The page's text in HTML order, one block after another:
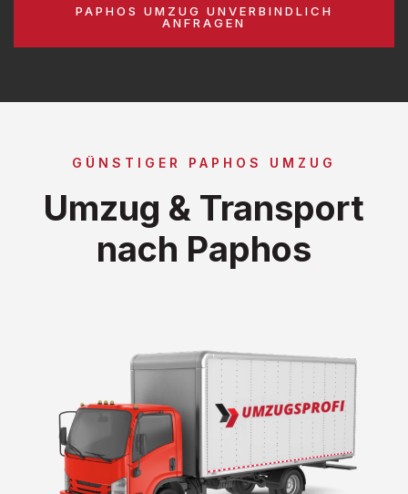
PAPHOS UMZUG UNVERBINDLICH
ANFRAGEN
GÜNSTIGER PAPHOS UMZUG
Umzug & Transport
nach Paphos